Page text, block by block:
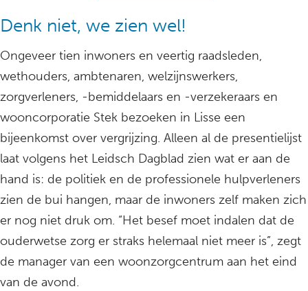
Denk niet, we zien wel!
Ongeveer tien inwoners en veertig raadsleden,
wethouders, ambtenaren, welzijnswerkers,
zorgverleners, -bemiddelaars en -verzekeraars en
wooncorporatie Stek bezoeken in Lisse een
bijeenkomst over vergrijzing. Alleen al de presentielijst
laat volgens het Leidsch Dagblad zien wat er aan de
hand is: de politiek en de professionele hulpverleners
zien de bui hangen, maar de inwoners zelf maken zich
er nog niet druk om. “Het besef moet indalen dat de
ouderwetse zorg er straks helemaal niet meer is”, zegt
de manager van een woonzorgcentrum aan het eind
van de avond.